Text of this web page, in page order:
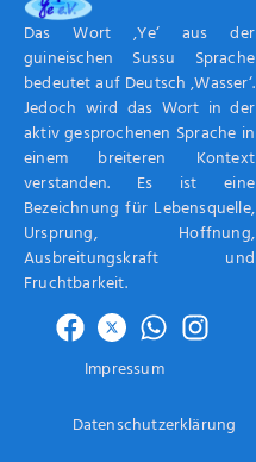
Das Wort ‚Ye‘ aus der
guineischen Sussu Sprache
bedeutet auf Deutsch ‚Wasser‘.
Jedoch wird das Wort in der
aktiv gesprochenen Sprache in
einem breiteren Kontext
verstanden. Es ist eine
Bezeichnung für Lebensquelle,
Ursprung, Hoffnung,
Ausbreitungskraft und
Fruchtbarkeit.
Impressum
Datenschutzerklärung